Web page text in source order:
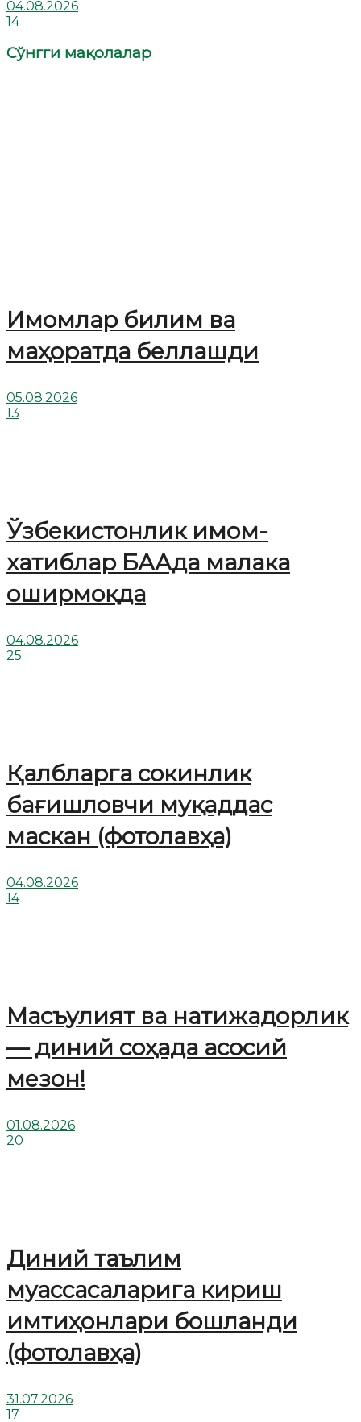
04.08.2026
14
Сўнгги мақолалар
Имомлар билим ва
маҳоратда беллашди
05.08.2026
13
Ўзбекистонлик имом-
хатиблар БААда малака
оширмоқда
04.08.2026
25
Қалбларга сокинлик
бағишловчи муқаддас
маскан (фотолавҳа)
04.08.2026
14
Масъулият ва натижадорлик
— диний соҳада асосий
мезон!
01.08.2026
20
Диний таълим
муассасаларига кириш
имтиҳонлари бошланди
(фотолавҳа)
31.07.2026
17